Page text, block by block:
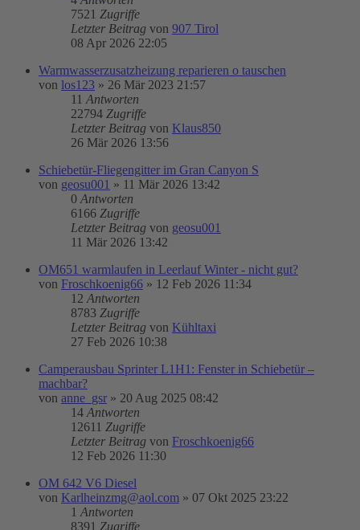
7521 Zugriffe
Letzter Beitrag von 907 Tirol
08 Apr 2026 22:05
Warmwasserzusatzheizung reparieren o tauschen
von los123 » 26 Mär 2023 21:57
11 Antworten
22794 Zugriffe
Letzter Beitrag von Klaus850
26 Mär 2026 13:56
Schiebetür-Fliegengitter im Gran Canyon S
von geosu001 » 11 Mär 2026 13:42
0 Antworten
6166 Zugriffe
Letzter Beitrag von geosu001
11 Mär 2026 13:42
OM651 warmlaufen in Leerlauf Winter - nicht gut?
von Froschkoenig66 » 12 Feb 2026 11:34
12 Antworten
8783 Zugriffe
Letzter Beitrag von Kühltaxi
27 Feb 2026 10:38
Camperausbau Sprinter L1H1: Fenster in Schiebetür –
machbar?
von anne_gsr » 20 Aug 2025 08:42
14 Antworten
12611 Zugriffe
Letzter Beitrag von Froschkoenig66
12 Feb 2026 11:30
OM 642 V6 Diesel
von Karlheinzmg@aol.com » 07 Okt 2025 23:22
1 Antworten
8391 Zugriffe